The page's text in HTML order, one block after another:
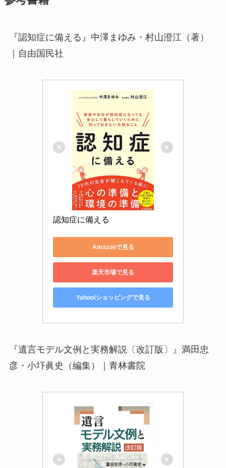
『認知症に備える』中澤まゆみ・村山澄江（著）
｜自由国民社
認知症に備える
Amazonで見る
楽天市場で見る
Yahoo!ショッピングで見る
『遺言モデル文例と実務解説〔改訂版〕』満田忠
彦・小圷眞史（編集）｜青林書院